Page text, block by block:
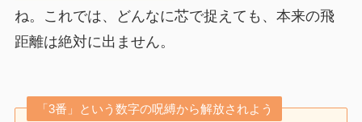
ね。これでは、どんなに芯で捉えても、本来の飛
距離は絶対に出ません。
「3番」という数字の呪縛から解放されよう